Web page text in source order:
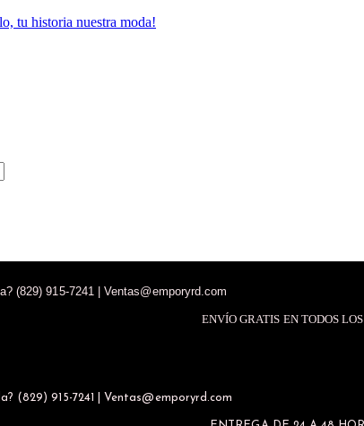
(829) 915-7241 | Ventas@emporyrd.com
ENVÍO GRATIS EN TODOS
(829) 915-7241 | Ventas@emporyrd.com